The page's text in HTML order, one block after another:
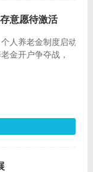
意愿待激活
人养老金制度启动
金开户争夺战，